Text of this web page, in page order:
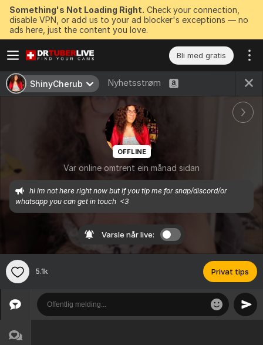
Something's Not Loading Right. Check your connection,
disable VPN, or add us to your ad blocker's exceptions — no
ads here, just the content you love.
Bli med gratis
ShinyCherub Nyhetsstrøm
OFFLINE
Var online omtrent ein månad sidan
hi im not here right now but if you tip me for snap/discord/or
whatsapp you can get in touch  <3
Varsle når live:
5.1k Privat tips